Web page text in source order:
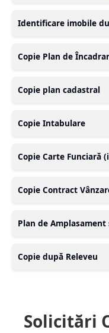
Identificare imobile
Copie Plan de
Copie plan cadastral
Copie Intabulare
Copie Carte Funciară
Copie Contract
Plan de Amplasament
Copie după Releveu
Solicitări